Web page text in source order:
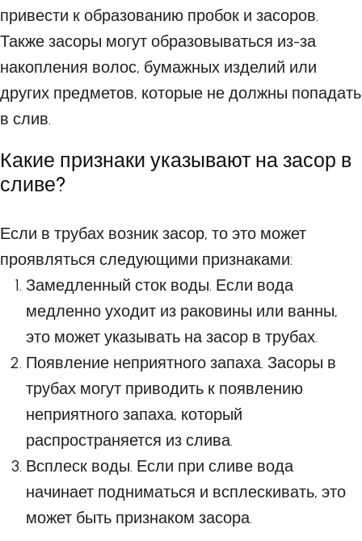
привести к образованию пробок и засоров.
Также засоры могут образовываться из-за
накопления волос, бумажных изделий или
других предметов, которые не должны попадать
в слив.
Какие признаки указывают на засор в
сливе?
Если в трубах возник засор, то это может
проявляться следующими признаками:
Замедленный сток воды. Если вода
медленно уходит из раковины или ванны,
это может указывать на засор в трубах.
Появление неприятного запаха. Засоры в
трубах могут приводить к появлению
неприятного запаха, который
распространяется из слива.
Всплеск воды. Если при сливе вода
начинает подниматься и всплескивать, это
может быть признаком засора.